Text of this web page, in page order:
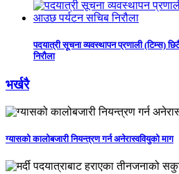
पदयात्री सूचना व्यवस्थापन प्रणाली (टिम्स)
निरौला
भर्खरै
ग्यासको कालोबजारी नियन्त्रण गर्न अनेरास्ववियुको माग